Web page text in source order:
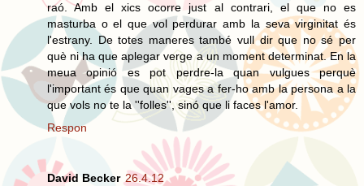
raó. Amb el xics ocorre just al contrari, el que no es
masturba o el que vol perdurar amb la seva virginitat és
l'estrany. De totes maneres també vull dir que no sé per
què ni ha que aplegar verge a un moment determinat. En la
meua opinió es pot perdre-la quan vulgues perquè
l'important és que quan vages a fer-ho amb la persona a la
que vols no te la ''folles'', sinó que li faces l'amor.
Respon
David Becker 26.4.12